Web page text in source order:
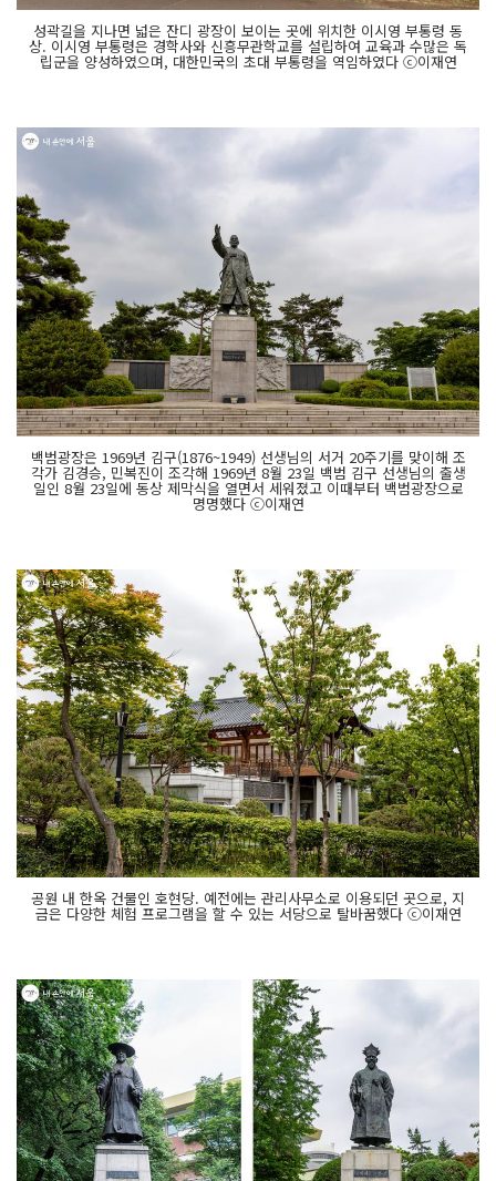
성곽길을 지나면 넓은 잔디 광장이 보이는 곳에 위치한 이시영 부통령 동
상. 이시영 부통령은 경학사와 신흥무관학교를 설립하여 교육과 수많은 독
립군을 양성하였으며, 대한민국의 초대 부통령을 역임하였다 ⓒ이재연
백범광장은 1969년 김구(1876~1949) 선생님의 서거 20주기를 맞이해 조
각가 김경승, 민복진이 조각해 1969년 8월 23일 백범 김구 선생님의 출생
일인 8월 23일에 동상 제막식을 열면서 세워졌고 이때부터 백범광장으로
명명했다 ⓒ이재연
공원 내 한옥 건물인 호현당. 예전에는 관리사무소로 이용되던 곳으로, 지
금은 다양한 체험 프로그램을 할 수 있는 서당으로 탈바꿈했다 ⓒ이재연